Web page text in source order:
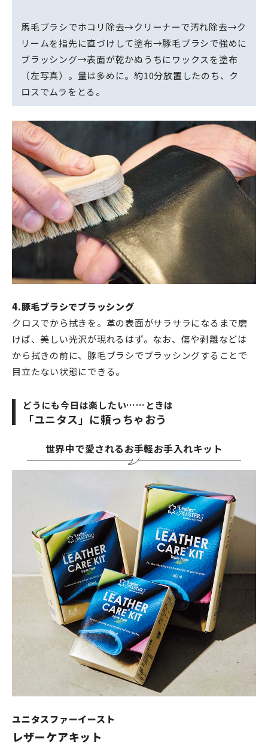
馬毛ブラシでホコリ除去→クリーナーで汚れ除去→ク
リームを指先に直づけして塗布→豚毛ブラシで強めに
ブラッシング→表面が乾かぬうちにワックスを塗布
（左写真）。量は多めに。約10分放置したのち、ク
ロスでムラをとる。
4.豚毛ブラシでブラッシング
クロスでから拭きを。革の表面がサラサラになるまで磨
けば、美しい光沢が現れるはず。なお、傷や剥離などは
から拭きの前に、豚毛ブラシでブラッシングすることで
目立たない状態にできる。
どうにも今日は楽したい……ときは
「ユニタス」に頼っちゃおう
世界中で愛されるお手軽お手入れキット
ユニタスファーイースト
レザーケアキット